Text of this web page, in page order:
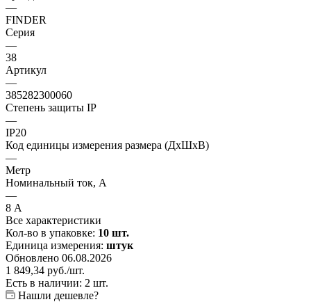
—
FINDER
Серия
—
38
Артикул
—
385282300060
Степень защиты IP
—
IP20
Код единицы измерения размера (ДхШхВ)
—
Метр
Номинальный ток, А
—
8 А
Все характеристики
Кол-во в упаковке: 10 шт.
Единица измерения: штук
Обновлено 06.08.2026
1 849,34 руб./шт.
Есть в наличии: 2 шт.
Нашли дешевле?